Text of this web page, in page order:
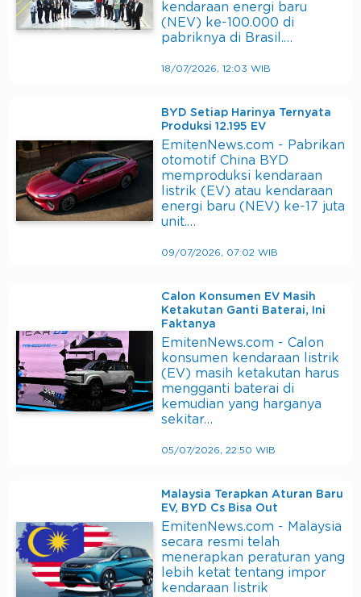
kendaraan energi baru
(NEV) ke-100.000 di
pabriknya di Brasil.…
18/07/2026, 12:03 WIB
BYD Setiap Harinya Ternyata
Produksi 12.195 EV
EmitenNews.com - Pabrikan
otomotif China BYD
memproduksi kendaraan
listrik (EV) atau kendaraan
energi baru (NEV) ke-17 juta
unit.…
09/07/2026, 07:02 WIB
Calon Konsumen EV Masih
Ketakutan Ganti Baterai, Ini
Faktanya
EmitenNews.com - Calon
konsumen kendaraan listrik
(EV) masih ketakutan harus
mengganti baterai di
kemudian yang harganya
sekitar…
05/07/2026, 22:50 WIB
Malaysia Terapkan Aturan Baru
EV, BYD Cs Bisa Out
EmitenNews.com - Malaysia
secara resmi telah
menerapkan peraturan yang
lebih ketat tentang impor
kendaraan listrik